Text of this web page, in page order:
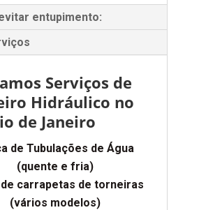
entupimento:
Serviços de
Hidráulico no
de Janeiro
de Tubulações de Água
(quente e fria)
carrapetas de torneiras
(vários modelos)